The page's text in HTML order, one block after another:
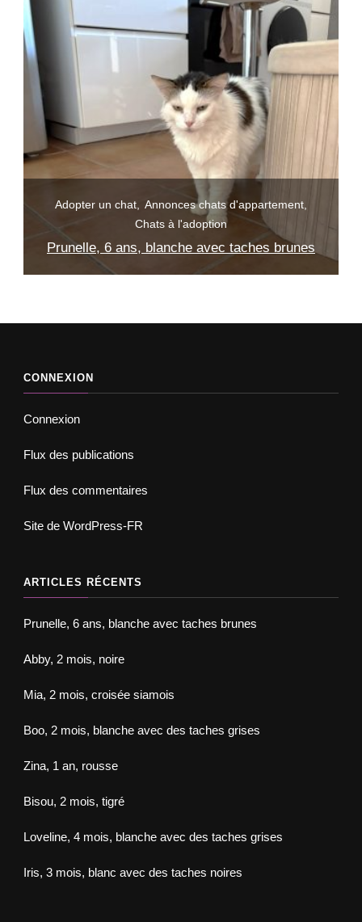
Adopter un chat Chats à l'adoption
Abby, 2 mois, noire
CONNEXION
Connexion
Flux des publications
Flux des commentaires
Site de WordPress-FR
ARTICLES RÉCENTS
Prunelle, 6 ans, blanche avec taches brunes
Abby, 2 mois, noire
Mia, 2 mois, croisée siamois
Boo, 2 mois, blanche avec des taches grises
Zina, 1 an, rousse
Bisou, 2 mois, tigré
Loveline, 4 mois, blanche avec des taches grises
Iris, 3 mois, blanc avec des taches noires